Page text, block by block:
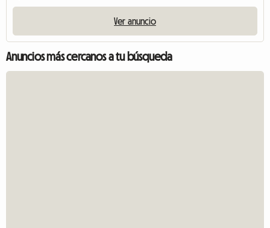
Ver anuncio
Anuncios más cercanos a tu búsqueda